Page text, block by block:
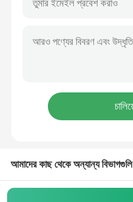
ডাই ঢালাই ছাঁচ
ডাই কাস্টিং অটো পার্টস
অফিস আসবাবপত্র খুচরা যন্ত্রাংশ
আমাদের কাছ থেকে অন্যান্য বিভাগগুলি